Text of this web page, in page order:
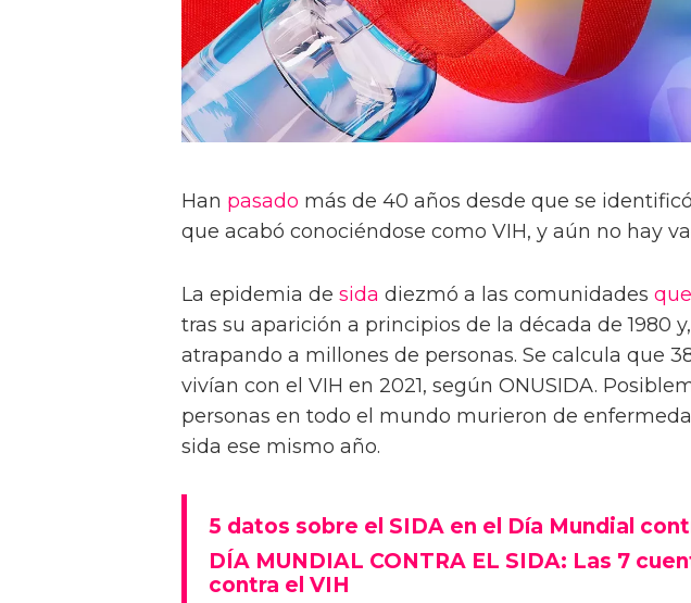
Han pasado más de 40 años desde que se
que acabó conociéndose como VIH, y aún no hay
La epidemia de sida diezmó a las comunidades
tras su aparición a principios de la década de 1980
atrapando a millones de personas. Se calcula que
vivían con el VIH en 2021, según ONUSIDA.
personas en todo el mundo murieron de
sida ese mismo año.
5 datos sobre el SIDA en el Día Mundial
DÍA MUNDIAL CONTRA EL SIDA: Las 7
contra el VIH